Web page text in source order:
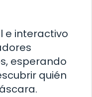
e interactivo
esperando
quién